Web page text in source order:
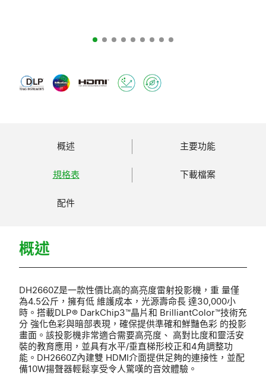
概述 主要功能
規格表 下載檔案
配件
概述
DH2660Z是一款性價比高的高亮度雷射投影機，重 量僅
為4.5公斤，擁有低 維護成本，光源壽命長 達30,000小
時。搭載DLP® DarkChip3™晶片和 BrilliantColor™技術充
分 強化色彩與暗部表現，確保提供準確和鮮豔色彩 的投影
畫面。該投影機非常適合需要高亮度、 高對比度和靈活安
裝的教育應用，並具有水平/垂直梯形校正和4角調整功
能。DH2660Z內建雙 HDMI介面提供足夠的連接性，並配
備10W揚聲器輕鬆享受令人驚嘆的音效體驗。